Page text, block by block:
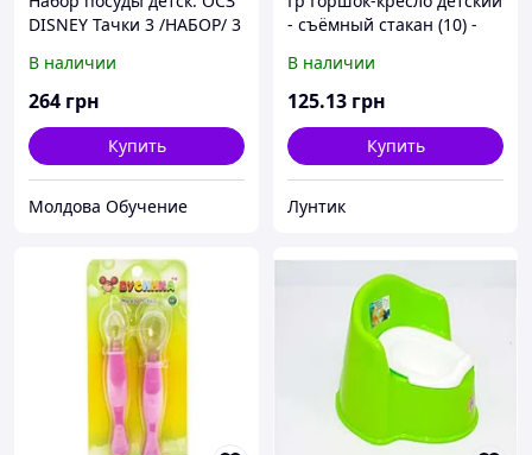
DISNEY Тачки 3 /НАБОР/ 3
В наличии
264 грн
Купить
Молдова Обучение
- съёмный стакан (10) -
В наличии
125.13 грн
Купить
Лунтик